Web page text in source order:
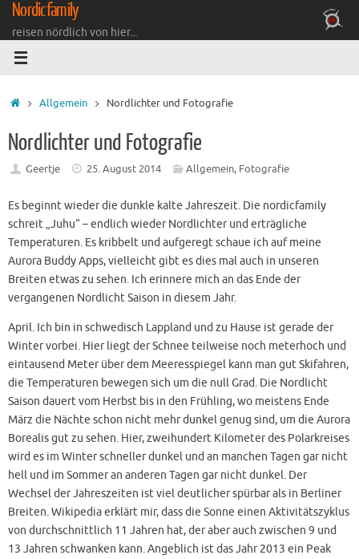
Zum
Inhalt
springen
Nordicfamily
reisen nördlich von hier...
Startseite
Allgemein Nordlichter und Fotografie
Nordlichter und Fotografie
Geertje 25. August 2014 Allgemein, Fotografie
Es beginnt wieder die dunkle kalte Jahreszeit. Die nordicfamily
schreit „Juhu“ – endlich wieder Nordlichter und erträgliche
Temperaturen. Es kribbelt und aufgeregt schaue ich auf meine
Aurora Buddy Apps, vielleicht gibt es dies mal auch in unseren
Breiten etwas zu sehen. Ich erinnere mich an das Ende der
vergangenen Nordlicht Saison in diesem Jahr.
April. Ich bin in schwedisch Lappland und zu Hause ist gerade der
Winter vorbei. Hier liegt der Schnee teilweise noch meterhoch und
eintausend Meter über dem Meeresspiegel kann man gut Skifahren,
die Temperaturen bewegen sich um die null Grad. Die Nordlicht
Saison dauert vom Herbst bis in den Frühling, wo meistens Ende
März die Nächte schon nicht mehr dunkel genug sind, um die Aurora
Borealis gut zu sehen. Hier, zweihundert Kilometer des Polarkreises
wird es im Winter schneller dunkel und an manchen Tagen gar nicht
hell und im Sommer an anderen Tagen gar nicht dunkel. Der
Wechsel der Jahreszeiten ist viel deutlicher spürbar als in Berliner
Breiten. Wikipedia erklärt mir, dass die Sonne einen Aktivitätszyklus
von durchschnittlich 11 Jahren hat, der aber auch zwischen 9 und
13 Jahren schwanken kann. Angeblich ist das Jahr 2013 ein Peak